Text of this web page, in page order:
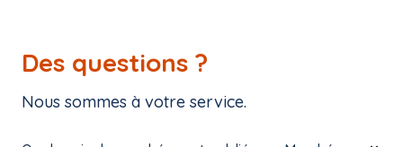
Des questions ?
Nous sommes à votre service.